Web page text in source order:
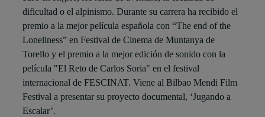
dificultad o el alpinismo. Durante su carrera ha recibido el
premio a la mejor película española con “The end of the
Loneliness” en Festival de Cinema de Muntanya de
Torello y el premio a la mejor edición de sonido con la
película "El Reto de Carlos Soria" en el festival
internacional de FESCINAT. Viene al Bilbao Mendi Film
Festival a presentar su proyecto documental, ‘Jugando a
Escalar’.